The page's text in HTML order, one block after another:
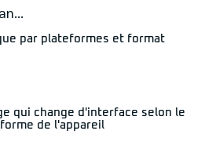
par plateformes et format
qui change d'interface selon le
de l'appareil